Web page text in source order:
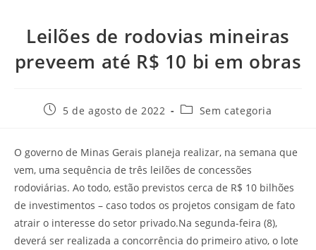
Leilões de rodovias mineiras
preveem até R$ 10 bi em obras
5 de agosto de 2022 Sem categoria
O governo de Minas Gerais planeja realizar, na semana que
vem, uma sequência de três leilões de concessões
rodoviárias. Ao todo, estão previstos cerca de R$ 10 bilhões
de investimentos – caso todos os projetos consigam de fato
atrair o interesse do setor privado.Na segunda-feira (8),
deverá ser realizada a concorrência do primeiro ativo, o lote